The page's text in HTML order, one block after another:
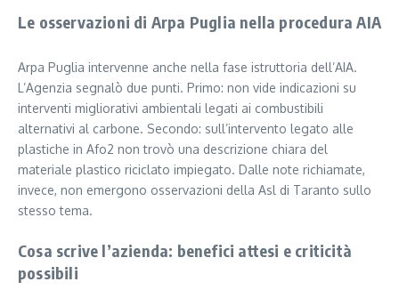
Le osservazioni di Arpa Puglia nella procedura AIA
Arpa Puglia intervenne anche nella fase istruttoria dell’AIA.
L’Agenzia segnalò due punti. Primo: non vide indicazioni su
interventi migliorativi ambientali legati ai combustibili
alternativi al carbone. Secondo: sull’intervento legato alle
plastiche in Afo2 non trovò una descrizione chiara del
materiale plastico riciclato impiegato. Dalle note richiamate,
invece, non emergono osservazioni della Asl di Taranto sullo
stesso tema.
Cosa scrive l’azienda: benefici attesi e criticità
possibili